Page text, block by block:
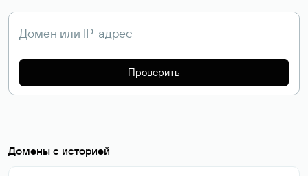
Проверить
Домены с историей